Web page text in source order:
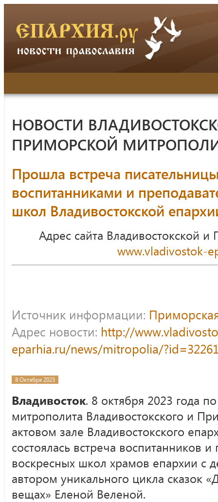
НОВОСТИ
ПРИМОРСКОЙ
Прошла встреча
воспитанниками и
школ Владивостокской
Адрес сайта Владивостокской
www.vladivostok-
Источник информации:
Адрес новости: http://
eparhia.ru/news/mitropolia/
8 Октября 2023
Владивосток. 8 октября 2023 года
митрополита Владивостокского и
актовом зале Владивостокского
состоялась встреча воспитанников
воскресных школ храмов епархии с
автором уникального цикла сказок
вещах» Еленой Веленой.